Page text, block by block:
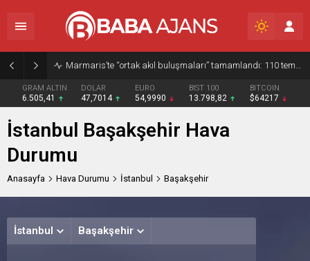
Marmaris’te “ortak akıl buluşmaları” tamamlandı: 110 temsilciyle kentin 2050 vizyonu ele alındı
GRAM ALTIN
6.505,41
DOLAR
47,7014
EURO
54,9990
BIST 100
13.798,82
BITCOIN
$64217
İstanbul Başakşehir Hava
Durumu
Anasayfa Hava Durumu İstanbul Başakşehir
İstanbul Başakşehir